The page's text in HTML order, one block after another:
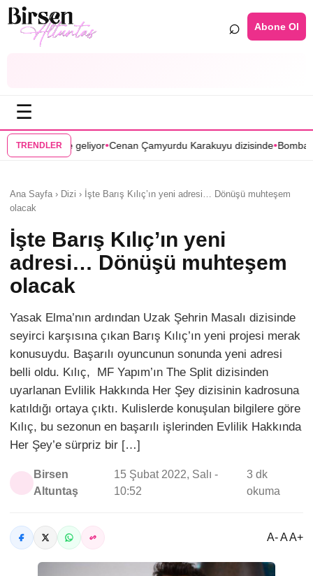
⌕ Abone Ol
☰
TRENDLER
Cenan Çamyurdu Karakuyu dizisinde•Bomba transfer! Caner
Ana Sayfa › Dizi › İşte Barış Kılıç’ın yeni adresi… Dönüşü muhteşem
olacak
İşte Barış Kılıç’ın yeni
adresi… Dönüşü muhteşem
olacak
Yasak Elma’nın ardından Uzak Şehrin Masalı dizisinde
seyirci karşısına çıkan Barış Kılıç’ın yeni projesi merak
konusuydu. Başarılı oyuncunun sonunda yeni adresi
belli oldu. Kılıç, MF Yapım’ın The Split dizisinden
uyarlanan Evlilik Hakkında Her Şey dizisinin kadrosuna
katıldığı ortaya çıktı. Kulislerde konuşulan bilgilere göre
Kılıç, bu sezonun en başarılı işlerinden Evlilik Hakkında
Her Şey’e sürpriz bir […]
Birsen
Altuntaş
15 Şubat 2022, Salı -
10:52
3 dk
okuma
A- A A+